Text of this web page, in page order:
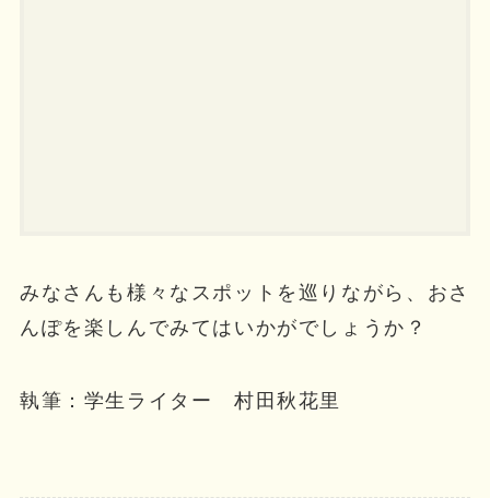
みなさんも様々なスポットを巡りながら、おさ
んぽを楽しんでみてはいかがでしょうか？
執筆：学生ライター 村田秋花里